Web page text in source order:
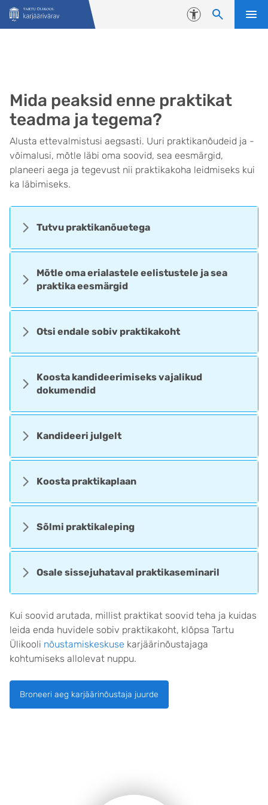
Liigu edasi põhisisu juurde
Juurdepääsetavus
Mida peaksid enne praktikat
teadma ja tegema?
Alusta ettevalmistusi aegsasti. Uuri praktikanõudeid ja -
võimalusi, mõtle läbi oma soovid, sea eesmärgid,
planeeri aega ja tegevust nii praktikakoha leidmiseks kui
ka läbimiseks.
Tutvu praktikanõuetega
Mõtle oma erialastele eelistustele ja sea
praktika eesmärgid
Otsi endale sobiv praktikakoht
Koosta kandideerimiseks vajalikud
dokumendid
Kandideeri julgelt
Koosta praktikaplaan
Sõlmi praktikaleping
Osale sissejuhataval praktikaseminaril
Kui soovid arutada, millist praktikat soovid teha ja kuidas
leida enda huvidele sobiv praktikakoht, klõpsa Tartu
Ülikooli nõustamiskeskuse karjäärinõustajaga
kohtumiseks allolevat nuppu.
Broneeri aeg karjäärinõustaja juurde